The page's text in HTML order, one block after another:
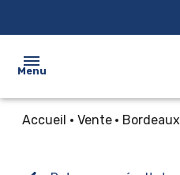
Menu
ACHETER
Accueil Vente Bordeaux